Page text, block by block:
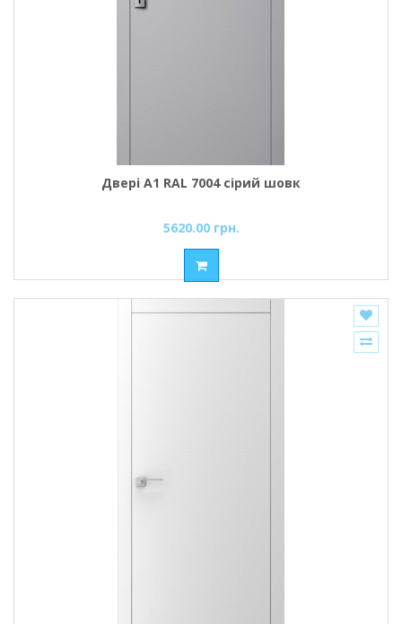
Двері A1 RAL 7004 сірий шовк
5620.00 грн.